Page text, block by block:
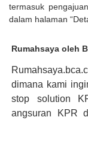
termasuk
dalam halaman
Rumahsaya oleh
dimana kami
stop solution
angsuran KPR
konsultasi